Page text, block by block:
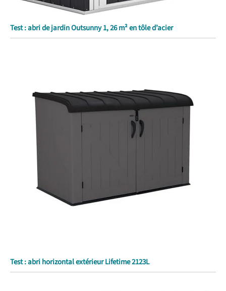
Test : abri de jardin Outsunny 1, 26 m² en tôle d’acier
Test : abri horizontal extérieur Lifetime 2123L